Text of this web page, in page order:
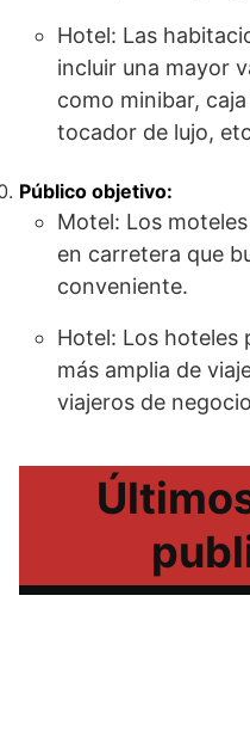
Hotel: Las
incluir una mayor
como minibar,
tocador de lujo,
Público objetivo:
Motel: Los
en carretera que
conveniente.
Hotel: Los hoteles
más amplia de
viajeros de